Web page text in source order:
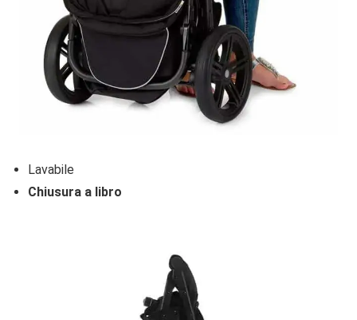
Lavabile
Chiusura a libro